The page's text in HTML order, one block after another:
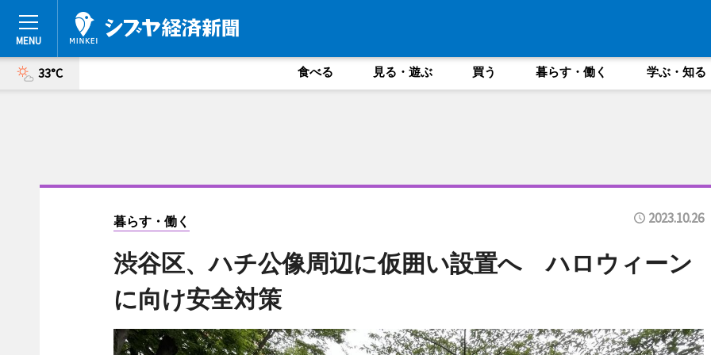
33°C 食べる 見る・遊ぶ 買う 暮らす・働く 学ぶ・知る
暮らす・働く 2023.10.26
渋谷区、ハチ公像周辺に仮囲い設置へ ハロウィーン
に向け安全対策